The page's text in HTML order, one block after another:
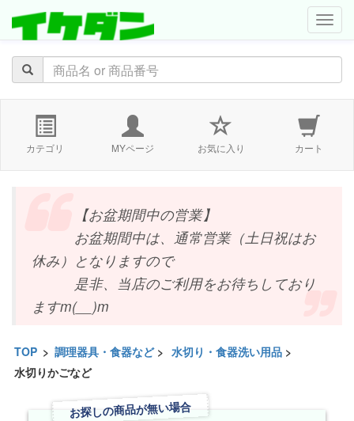
カテゴリ MYページ お気に入り カート
【お盆期間中の営業】
お盆期間中は、通常営業（土日祝はお
休み）となりますので
是非、当店のご利用をお待ちしており
ますm(__)m
TOP > 調理器具・食器など> 水切り・食器洗い用品 >
水切りかごなど
お探しの商品が無い場合